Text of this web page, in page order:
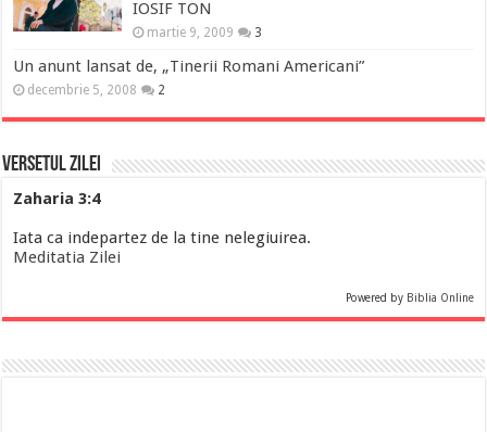
IOSIF TON
martie 9, 2009 3
Un anunt lansat de, „Tinerii Romani Americani”
decembrie 5, 2008 2
Versetul Zilei
Zaharia 3:4
Iata ca indepartez de la tine nelegiuirea.
Meditatia Zilei
Powered by Biblia Online